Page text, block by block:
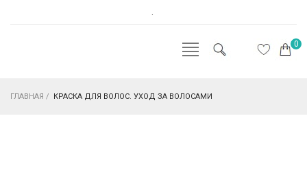
.
0
ГЛАВНАЯ / КРАСКА ДЛЯ ВОЛОС. УХОД ЗА ВОЛОСАМИ